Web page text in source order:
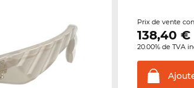
Prix de vente
138,40 €
20.00% de TVA